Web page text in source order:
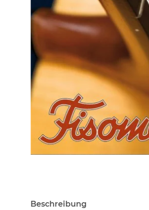
Beschreibung